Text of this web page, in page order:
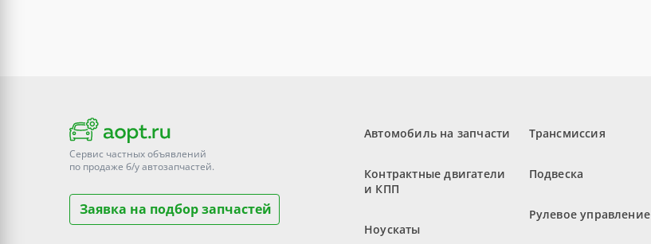
Сервис частных объявлений
по продаже б/уавтозапчастей.
Заявка на подбор запчастей
Автомобиль на запчасти
Контрактные двигатели
и КПП
Ноускаты
Трансмиссия
Подвеска
Рулевое управление